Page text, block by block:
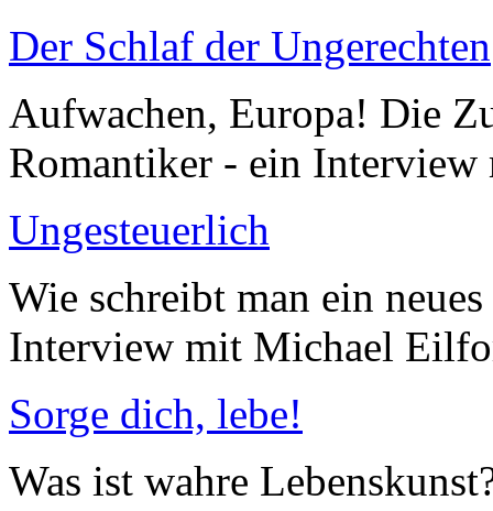
Der Schlaf der Ungerechten
Aufwachen, Europa! Die
Romantiker - ein
Ungesteuerlich
Wie schreibt man ein
Interview mit Michael
Sorge dich, lebe!
Was ist wahre